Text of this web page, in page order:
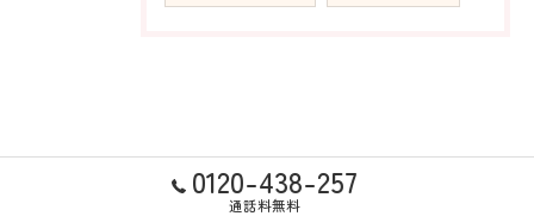
0120-438-257
通話料無料